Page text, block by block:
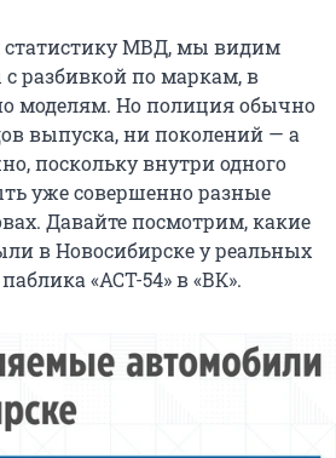
МВД, мы видим
разбивкой по маркам, в
моделям. Но полиция обычно
выпуска, ни поколений — а
поскольку внутри одного
уже совершенно разные
Давайте посмотрим, какие
в Новосибирске у реальных
«АСТ-54» в «ВК».